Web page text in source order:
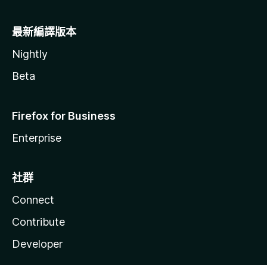
最新編譯版本
Nightly
Beta
Firefox for Business
Enterprise
社群
Connect
Contribute
Developer